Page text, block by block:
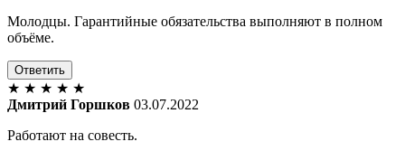
Молодцы. Гарантийные обязательства выполняют в полном
объёме.
Ответить
★ ★ ★ ★ ★
Дмитрий Горшков 03.07.2022
Работают на совесть.